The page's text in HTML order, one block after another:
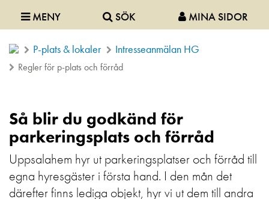
MENY SÖK MINA SIDOR
P-plats & lokaler Intresseanmälan HG
Regler för p-plats och förråd
Så blir du godkänd för
parkeringsplats och förråd
Uppsalahem hyr ut parkeringsplatser och förråd till
egna hyresgäster i första hand. I den mån det
därefter finns lediga objekt, hyr vi ut dem till andra